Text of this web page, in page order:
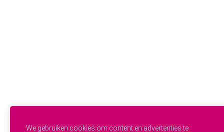
We gebruiken cookies om content en advertenties te
Helpende Plus